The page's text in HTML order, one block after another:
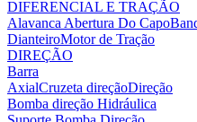
DIFERENCIAL E TRAÇÃO
Alavanca Abertura Do Capo
DianteiroMotor de Tração
DIREÇÃO
Barra
AxialCruzeta direçãoDireção
Bomba direção Hidráulica